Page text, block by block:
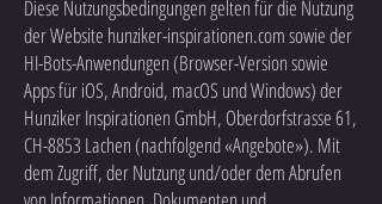
Diese Nutzungsbedingungen gelten für die Nutzung
der Website hunziker-inspirationen.com sowie der
HI-Bots-Anwendungen (Browser-Version sowie
Apps für iOS, Android, macOS und Windows) der
Hunziker Inspirationen GmbH, Oberdorfstrasse 61,
CH-8853 Lachen (nachfolgend «Angebote»). Mit
dem Zugriff, der Nutzung und/oder dem Abrufen